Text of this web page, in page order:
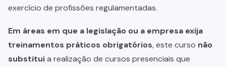
exercício de profissões regulamentadas.
Em áreas em que a legislação ou a empresa exija
treinamentos práticos obrigatórios, este curso não
substituia realização de cursos presenciais que